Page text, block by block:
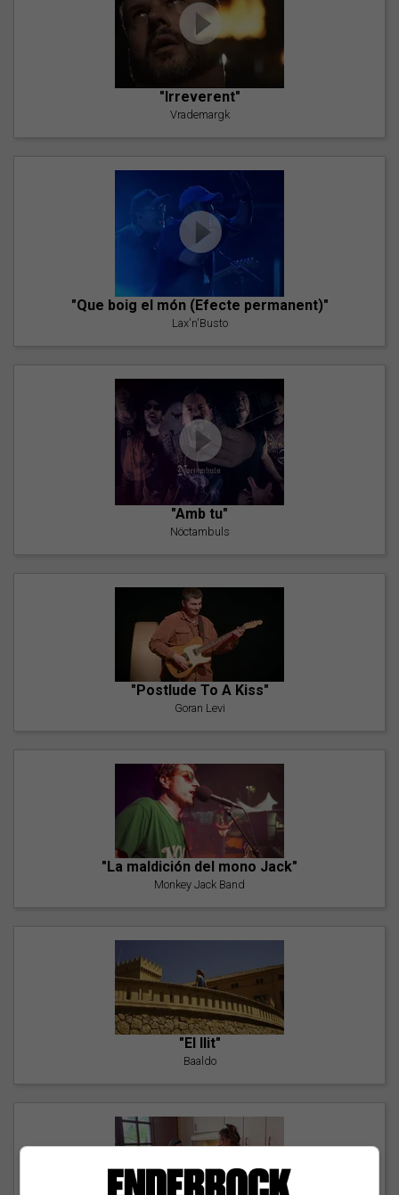
"Irreverent"
Vrademargk
"Que boig el món (Efecte permanent)"
Lax'n'Busto
"Amb tu"
Nöctambuls
"Postlude To A Kiss"
Goran Levi
"La maldición del mono Jack"
Monkey Jack Band
"El llit"
Baaldo